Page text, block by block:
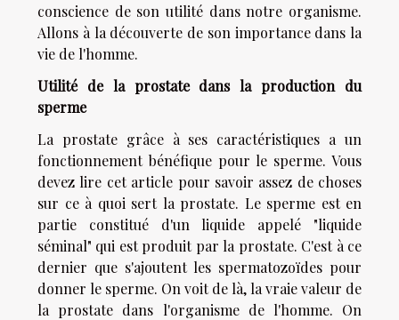
conscience de son utilité dans notre organisme.
Allons à la découverte de son importance dans la
vie de l'homme.
Utilité de la prostate dans la production du
sperme
La prostate grâce à ses caractéristiques a un
fonctionnement bénéfique pour le sperme. Vous
devez lire cet article pour savoir assez de choses
sur ce à quoi sert la prostate. Le sperme est en
partie constitué d'un liquide appelé "liquide
séminal" qui est produit par la prostate. C'est à ce
dernier que s'ajoutent les spermatozoïdes pour
donner le sperme. On voit de là, la vraie valeur de
la prostate dans l'organisme de l'homme. On